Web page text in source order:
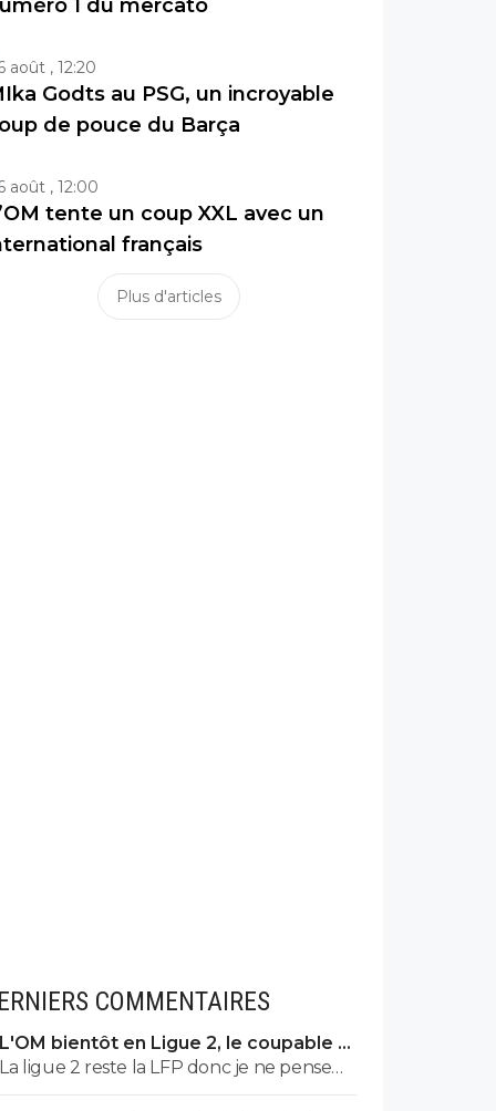
1 du mercato
août , 12:20
Godts au PSG, un incroyable
de pouce du Barça
août , 12:00
tente un coup XXL avec un
français
Plus d'articles
COMMENTAIRES
L'OM bientôt en Ligue 2, le coupable a
un nom
La ligue 2 reste la LFP donc je ne pense
pas que ce soit si terrible pour eux qu'un